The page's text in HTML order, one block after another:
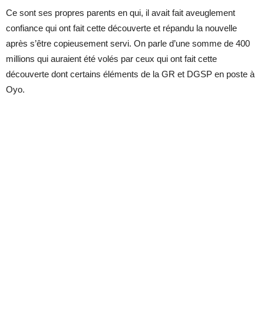
Ce sont ses propres parents en qui, il avait fait aveuglement
confiance qui ont fait cette découverte et répandu la nouvelle
après s’être copieusement servi. On parle d’une somme de 400
millions qui auraient été volés par ceux qui ont fait cette
découverte dont certains éléments de la GR et DGSP en poste à
Oyo.